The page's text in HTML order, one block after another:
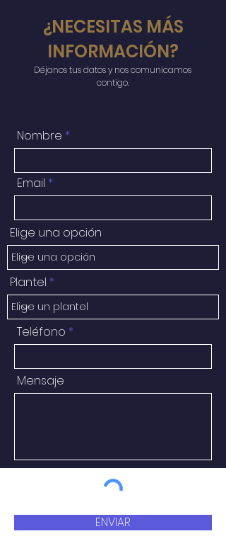
¿NECESITAS MÁS
INFORMACIÓN?
Déjanos tus datos y nos comunicamos
contigo.
Nombre
Email
Elige una opción
Plantel
Teléfono
Mensaje
ENVIAR